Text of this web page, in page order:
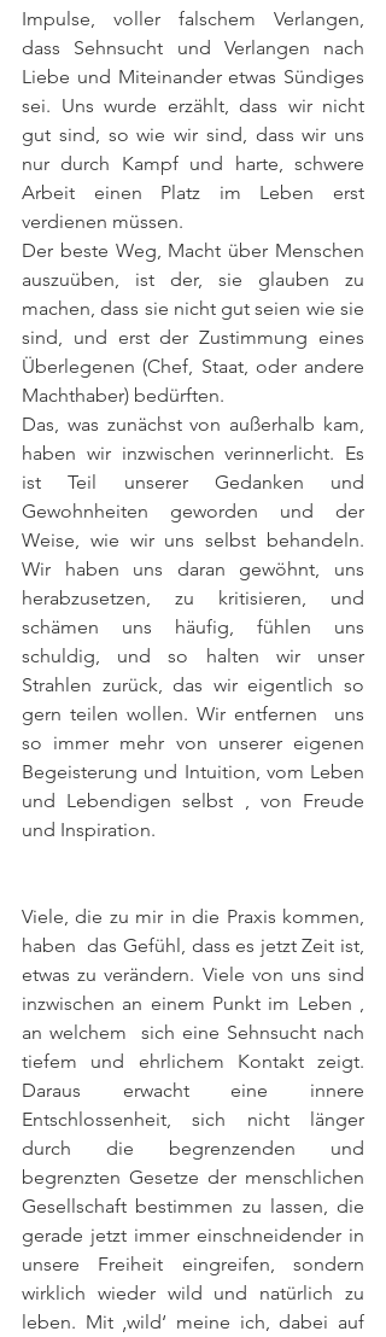
Impulse, voller falschem Verlangen,
dass Sehnsucht und Verlangen nach
Liebe und Miteinander etwas Sündiges
sei. Uns wurde erzählt, dass wir nicht
gut sind, so wie wir sind, dass wir uns
nur durch Kampf und harte, schwere
Arbeit einen Platz im Leben erst
verdienen müssen.
Der beste Weg, Macht über Menschen
auszuüben, ist der, sie glauben zu
machen, dass sie nicht gut seien wie sie
sind, und erst der Zustimmung eines
Überlegenen (Chef, Staat, oder andere
Machthaber) bedürften.
Das, was zunächst von außerhalb kam,
haben wir inzwischen verinnerlicht. Es
ist Teil unserer Gedanken und
Gewohnheiten geworden und der
Weise, wie wir uns selbst behandeln.
Wir haben uns daran gewöhnt, uns
herabzusetzen, zu kritisieren, und
schämen uns häufig, fühlen uns
schuldig, und so halten wir unser
Strahlen zurück, das wir eigentlich so
gern teilen wollen. Wir entfernen  uns
so immer mehr von unserer eigenen
Begeisterung und Intuition, vom Leben
und Lebendigen selbst , von Freude
und Inspiration.
Viele, die zu mir in die Praxis kommen,
haben  das Gefühl, dass es jetzt Zeit ist,
etwas zu verändern. Viele von uns sind
inzwischen an einem Punkt im Leben ,
an welchem  sich eine Sehnsucht nach
tiefem und ehrlichem Kontakt zeigt.
Daraus erwacht eine innere
Entschlossenheit, sich nicht länger
durch die begrenzenden und
begrenzten Gesetze der menschlichen
Gesellschaft bestimmen zu lassen, die
gerade jetzt immer einschneidender in
unsere Freiheit eingreifen, sondern
wirklich wieder wild und natürlich zu
leben. Mit ‚wild‘ meine ich, dabei auf